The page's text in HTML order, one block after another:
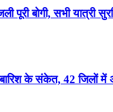
बोगी, सभी यात्री
के संकेत, 42 जिलों में